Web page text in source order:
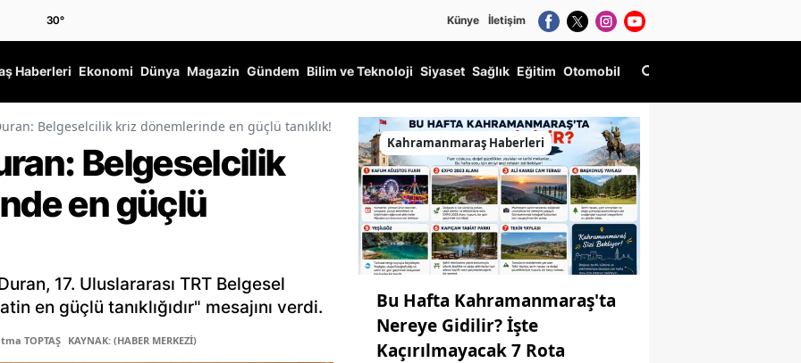
30° Künye İletişim
Haberleri Ekonomi Dünya Magazin Gündem Bilim ve Teknoloji Siyaset Sağlık Eğitim Otomobil
Belgeselcilik kriz dönemlerinde en güçlü tanıklık!
Belgeselcilik
en güçlü
17. Uluslararası TRT Belgesel
en güçlü tanıklığıdır" mesajını verdi.
TOPTAŞ KAYNAK: (HABER MERKEZİ)
Kahramanmaraş Haberleri
Bu Hafta Kahramanmaraş'ta
Nereye Gidilir? İşte
Kaçırılmayacak 7 Rota